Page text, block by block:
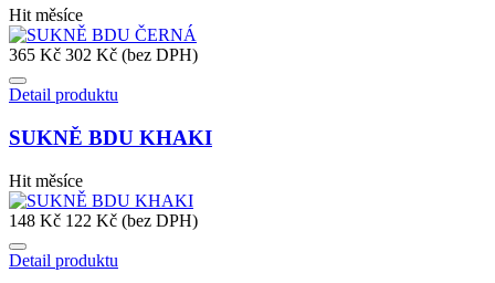
Hit měsíce
365 Kč 302 Kč (bez DPH)
Detail produktu
SUKNĚ BDU KHAKI
Hit měsíce
148 Kč 122 Kč (bez DPH)
Detail produktu